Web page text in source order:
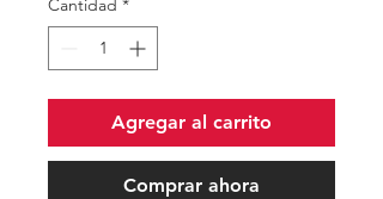
Cantidad *
Agregar al carrito
Comprar ahora